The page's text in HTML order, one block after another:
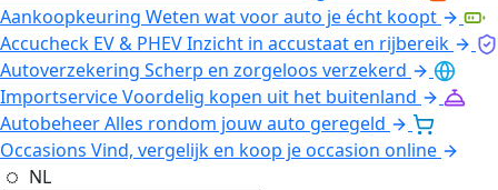
Aankoopkeuring Weten wat voor auto je écht koopt
Accucheck EV & PHEVInzicht in accustaat en rijbereik
Autoverzekering Scherp en zorgeloos verzekerd
ImportserviceVoordelig kopen uit het buitenland
AutobeheerAlles rondom jouw auto geregeld
Occasions Vind, vergelijk en koop je occasion online
NL